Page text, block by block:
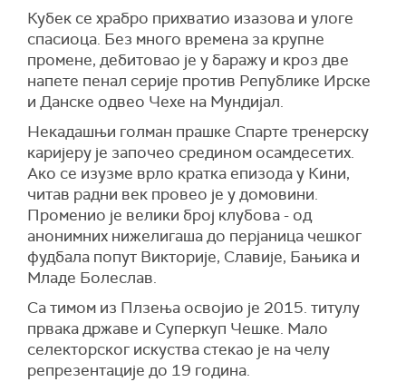
Кубек се храбро прихватио изазова и улоге
спасиоца. Без много времена за крупне
промене, дебитовао је у баражу и кроз две
напете пенал серије против Републике Ирске
и Данске одвео Чехе на Мундијал.
Некадашњи голман прашке Спарте тренерску
каријеру је започео средином осамдесетих.
Ако се изузме врло кратка епизода у Кини,
читав радни век провео је у домовини.
Променио је велики број клубова - од
анонимних нижелигаша до перјаница чешког
фудбала попут Викторије, Славије, Бањика и
Младе Болеслав.
Са тимом из Плзења освојио је 2015. титулу
првака државе и Суперкуп Чешке. Мало
селекторског искуства стекао је на челу
репрезентације до 19 година.